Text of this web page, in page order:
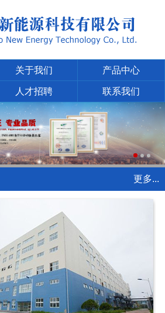
关于我们 产品中心
人才招聘 联系我们
更多...